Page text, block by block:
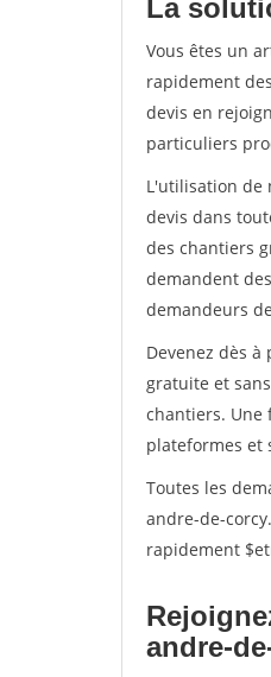
La
Vous êtes un
rapidement
devis en
particuliers
L'utilisation de
devis dans
des chantiers
demandent
demandeurs
Devenez dès
gratuite et
chantiers. Une
plateformes et
Toutes les
andre-de-
rapidement
andre-